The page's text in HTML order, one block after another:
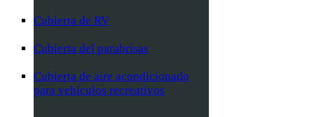
Cubierta de RV
Cubierta del parabrisas
Cubierta de aire acondicionado
para vehículos recreativos